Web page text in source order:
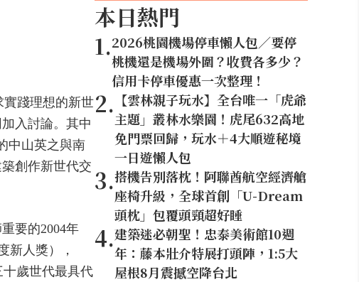
實踐理想的新世
入討論。其中
中山英之與南
創作新世代交
要的2004年
新人獎），
歲世代最具代
本日熱門
1.2026桃園機場停車懶人包／要停
桃機還是機場外圍？收費各多少？
信用卡停車優惠一次整理！
2. 【雲林親子玩水】全台唯一「虎爺
主題」叢林水樂園！虎尾632高地
免門票回歸，玩水＋4大順遊秘境
一日遊懶人包
3.搭機告別落枕！阿聯酋航空經濟艙
座椅升級，全球首創「U-Dream
頭枕」包覆頭頸超好睡
4.建築迷必朝聖！忠泰美術館10週
年：藤本壯介特展打頭陣，1:5大
屋根8月震撼空降台北